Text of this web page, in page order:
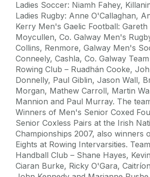
Ladies Soccer: Niamh Fahey,
Ladies Rugby: Anne O'Callaghan,
Kerry Men's Gaelic Football: Gareth
Moycullen, Co. Galway Men's
Collins, Renmore, Galway Men's
Conneely, Cashla, Co. Galway
Rowing Club – Ruadhán Cooke,
Donnelly, Paul Giblin, Jason Wall,
Morgan, Mathew Carroll, Martin
Mannion and Paul Murray. The
Winners of Men's Senior Coxed
Senior Coxless Pairs at the Irish
Championships 2007, also winners
Eights at Rowing Intervarsities.
Handball Club – Shane Hayes,
Ciaran Burke, Ricky O'Gara,